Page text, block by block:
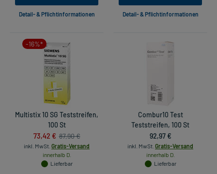
Detail- & Pflichtinformationen Detail- & Pflichtinformationen
-16%*
Multistix 10 SG Teststreifen,
100 St
73,42 € 87,90 €
inkl. MwSt. Gratis-Versand
innerhalb D.
Lieferbar
Combur10 Test
Teststreifen, 100 St
92,97 €
inkl. MwSt. Gratis-Versand
innerhalb D.
Lieferbar